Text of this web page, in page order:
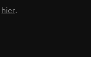
hier.